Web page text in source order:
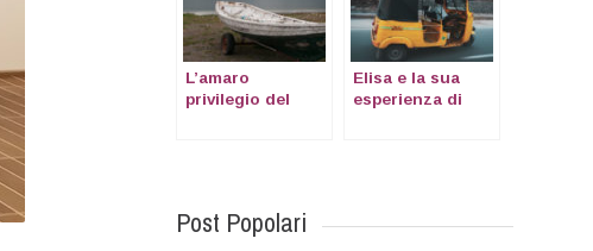
L’amaro
privilegio del
Elisa e la sua
esperienza di
Post Popolari